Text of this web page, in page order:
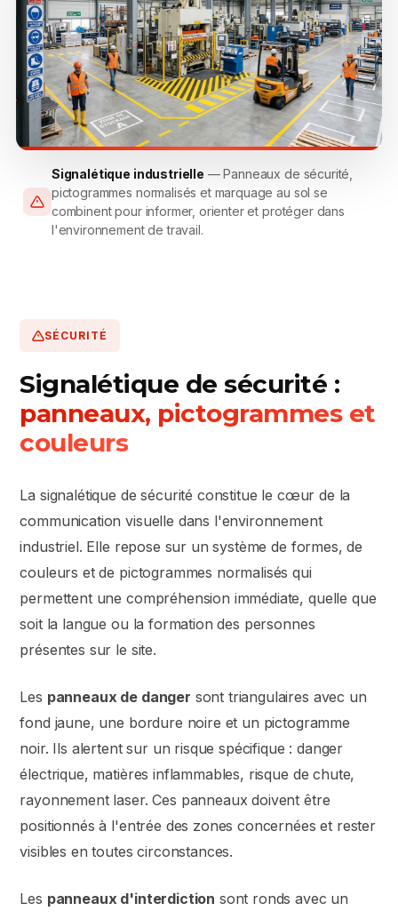
Signalétique industrielle — Panneaux de sécurité,
pictogrammes normalisés et marquage au sol se
combinent pour informer, orienter et protéger dans
l'environnement de travail.
SÉCURITÉ
Signalétique de sécurité :
panneaux, pictogrammes et
couleurs
La signalétique de sécurité constitue le cœur de la
communication visuelle dans l'environnement
industriel. Elle repose sur un système de formes, de
couleurs et de pictogrammes normalisés qui
permettent une compréhension immédiate, quelle que
soit la langue ou la formation des personnes
présentes sur le site.
Les panneaux de danger sont triangulaires avec un
fond jaune, une bordure noire et un pictogramme
noir. Ils alertent sur un risque spécifique : danger
électrique, matières inflammables, risque de chute,
rayonnement laser. Ces panneaux doivent être
positionnés à l'entrée des zones concernées et rester
visibles en toutes circonstances.
Les panneaux d'interdiction sont ronds avec un